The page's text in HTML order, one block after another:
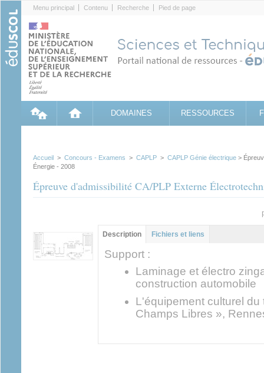
Menu principal Contenu Recherche Pied de page
DOMAINES RESSOURCES
Accueil > Concours - Examens > CAPLP > CAPLP Génie électrique >
Énergie - 2008
Épreuve d'admissibilité CA/PLP Externe
Groupe principal
Description (onglet
actif)
Fichiers et liens
Support :
Laminage et électro
construction automobile
L'équipement culturel
Champs Libres »,